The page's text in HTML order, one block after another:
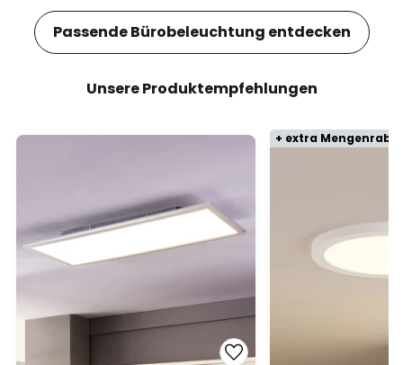
Passende Bürobeleuchtung entdecken
Unsere Produktempfehlungen
+ extra